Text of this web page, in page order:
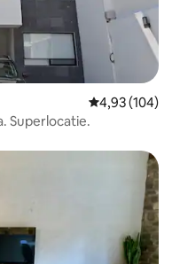
Gemiddelde
4,93 (104)
Superlocatie.